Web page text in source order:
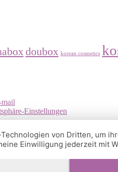
doubox korean cosmetics
Einstellungen
von Dritten, um
Einwilligung jederzeit mit